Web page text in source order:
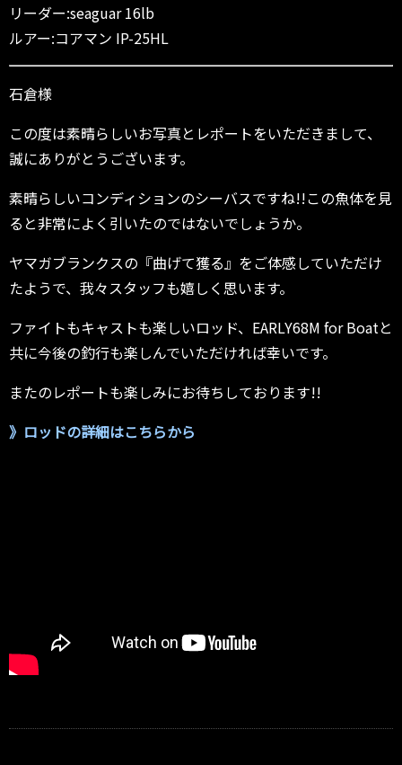
リーダー:seaguar 16lb
ルアー:コアマン IP-25HL
石倉様
この度は素晴らしいお写真とレポートをいただきまして、
誠にありがとうございます。
素晴らしいコンディションのシーバスですね!!この魚体を見
ると非常によく引いたのではないでしょうか。
ヤマガブランクスの『曲げて獲る』をご体感していただけ
たようで、我々スタッフも嬉しく思います。
ファイトもキャストも楽しいロッド、EARLY68M for Boatと
共に今後の釣行も楽しんでいただければ幸いです。
またのレポートも楽しみにお待ちしております!!
》ロッドの詳細はこちらから